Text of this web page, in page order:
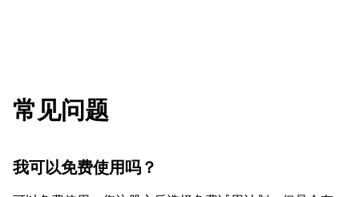
常见问题
我可以免费使用吗？